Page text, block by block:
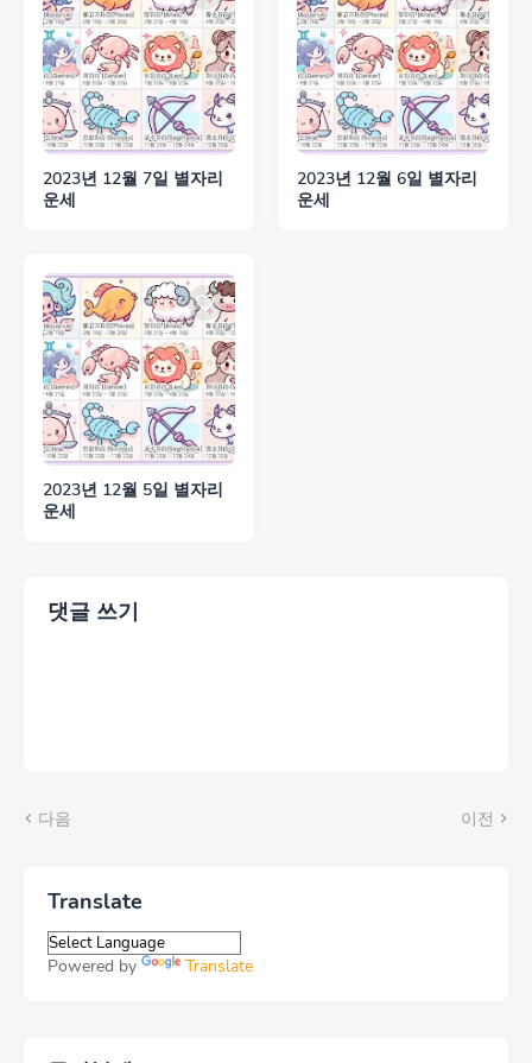
2023년 12월 7일 별자리
운세
2023년 12월 6일 별자리
운세
2023년 12월 5일 별자리
운세
댓글 쓰기
다음 이전
Translate
Powered by Translate